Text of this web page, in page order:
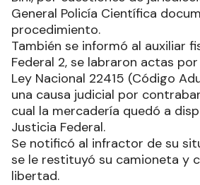
General Policía Científica
procedimiento.
También se informó al auxiliar
Federal 2, se labraron actas
Ley Nacional 22415 (Código
una causa judicial por
cual la mercadería quedó a
Justicia Federal.
Se notificó al infractor de su
se le restituyó su camioneta y
libertad.